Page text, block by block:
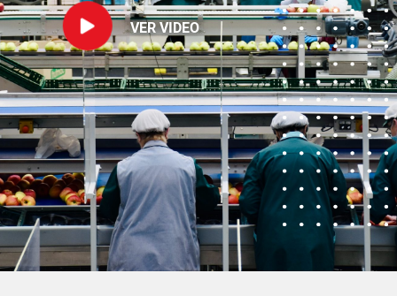
VER VIDEO